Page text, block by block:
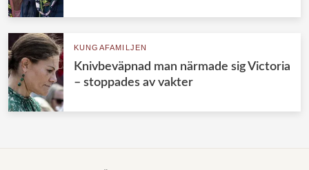
KUNGAFAMILJEN
Knivbeväpnad man närmade sig Victoria
– stoppades av vakter